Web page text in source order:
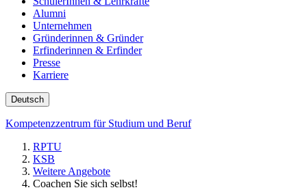
Alumni
Unternehmen
Gründerinnen & Gründer
Erfinderinnen & Erfinder
Presse
Karriere
Deutsch
Kompetenzzentrum für Studium und Beruf
RPTU
KSB
Weitere Angebote
Coachen Sie sich selbst!